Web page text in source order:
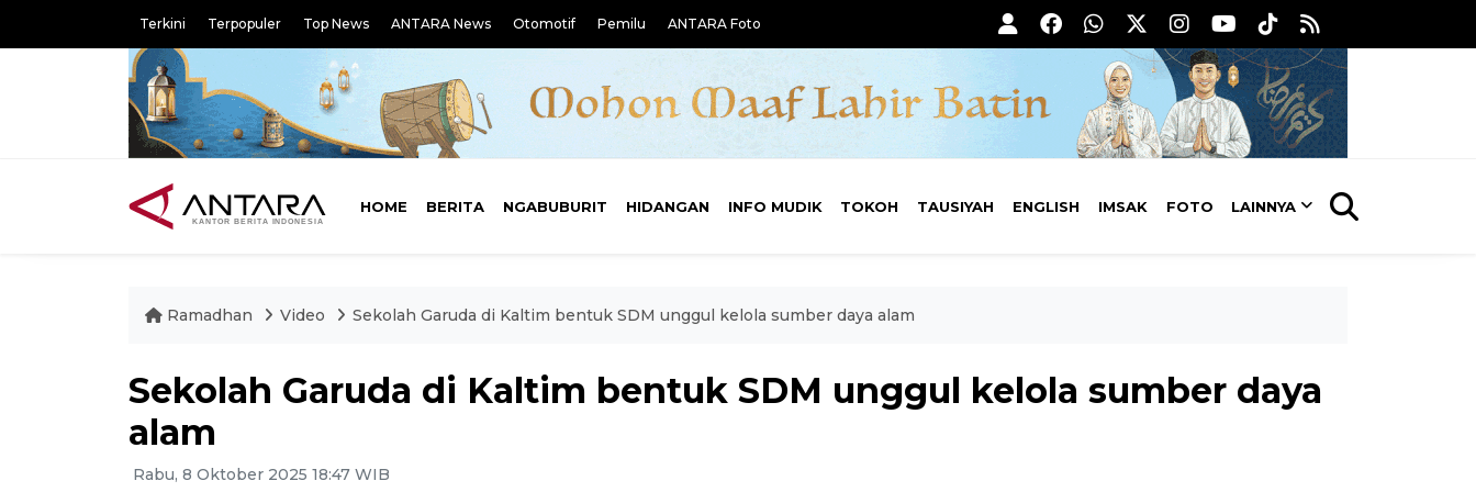
Terkini Terpopuler Top News ANTARA News Otomotif Pemilu ANTARA Foto
HOME BERITA NGABUBURIT HIDANGAN INFO MUDIK TOKOH TAUSIYAH ENGLISH IMSAK FOTO LAINNYA
Ramadhan Video Sekolah Garuda di Kaltim bentuk SDM unggul kelola sumber daya alam
Sekolah Garuda di Kaltim bentuk SDM unggul kelola sumber daya
alam
Rabu, 8 Oktober 2025 18:47 WIB